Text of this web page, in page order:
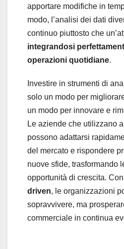
apportare modifiche in
modo, l’analisi dei dati
continuo piuttosto che
integrandosi
operazioni quotidiane.
Investire in strumenti di
solo un modo per
un modo per innovare e
Le aziende che utilizzano
possono adattarsi
del mercato e rispondere
nuove sfide, trasformando
opportunità di crescita.
driven, le organizzazioni
sopravvivere, ma
commerciale in continua